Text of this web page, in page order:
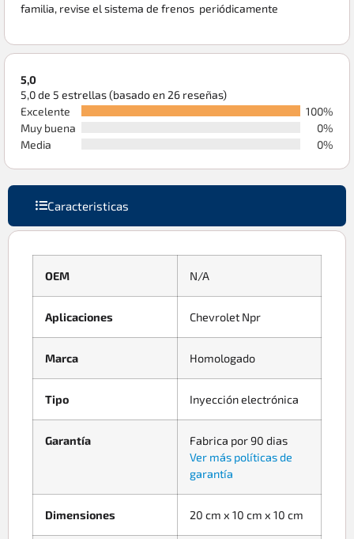
familia, revise el sistema de frenos periódicamente
5,0
5,0 de 5 estrellas (basado en 26 reseñas)
Excelente
100%
Muy buena
0%
Media
0%
Caracteristicas
OEM N/A
Aplicaciones Chevrolet Npr
Marca Homologado
Tipo Inyección electrónica
Garantía
Fabrica por 90 dias
Ver más políticas de
garantía
Dimensiones 20 cm x 10 cm x 10 cm